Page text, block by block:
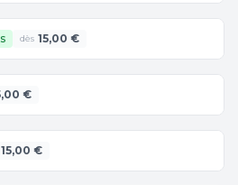
dès 15,00 €
€
15,00 €